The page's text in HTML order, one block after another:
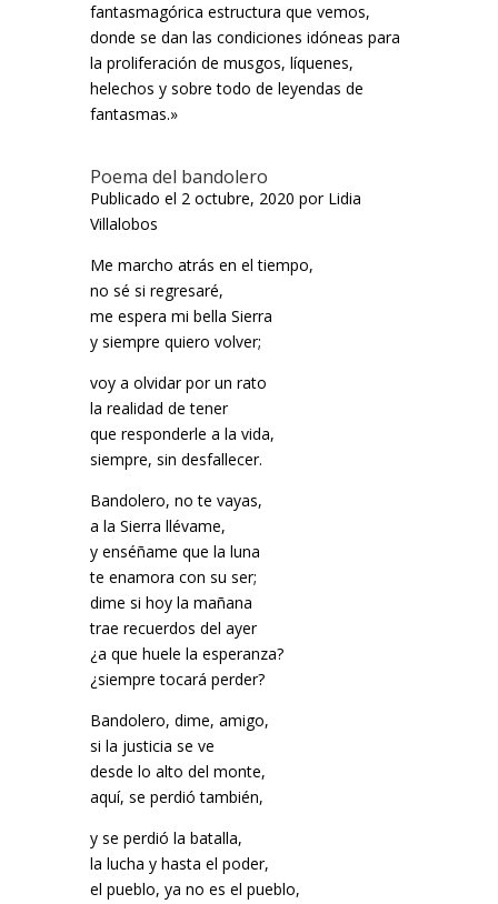
fantasmagórica estructura que vemos,
donde se dan las condiciones idóneas para
la proliferación de musgos, líquenes,
helechos y sobre todo de leyendas de
fantasmas.»
Poema del bandolero
Publicado el 2 octubre, 2020 por Lidia
Villalobos
Me marcho atrás en el tiempo,
no sé si regresaré,
me espera mi bella Sierra
y siempre quiero volver;
voy a olvidar por un rato
la realidad de tener
que responderle a la vida,
siempre, sin desfallecer.
Bandolero, no te vayas,
a la Sierra llévame,
y enséñame que la luna
te enamora con su ser;
dime si hoy la mañana
trae recuerdos del ayer
¿a que huele la esperanza?
¿siempre tocará perder?
Bandolero, dime, amigo,
si la justicia se ve
desde lo alto del monte,
aquí, se perdió también,
y se perdió la batalla,
la lucha y hasta el poder,
el pueblo, ya no es el pueblo,